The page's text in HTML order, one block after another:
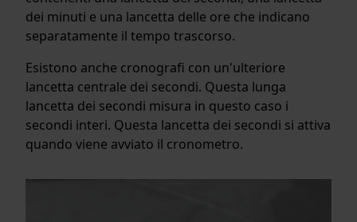
dei minuti e una lancetta delle ore che indicano
separatamente il tempo trascorso.
Esistono anche cronografi con un'ulteriore
lancetta centrale dei secondi. Questa lunga
lancetta dei secondi misura in questo caso i
secondi interi. Questa lancetta dei secondi si attiva
quando viene avviato il cronometro.